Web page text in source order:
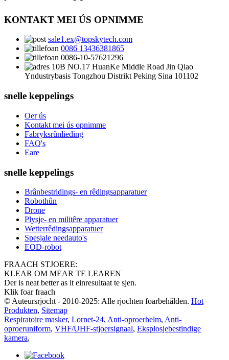
KONTAKT MEI ÚS OPNIMME
sale1.ex@topskytech.com
0086 13436381865
0086-10-57621296
10B NO.17 HuanKe Middle Road Jin Qiao
Yndustrybasis Tongzhou Distrikt Peking Sina 101102
snelle keppelings
Oer ús
Kontakt mei ús opnimme
Fabryksrûnlieding
FAQ's
Eare
snelle keppelings
Brânbestridings- en rêdingsapparatuer
Robothûn
Drone
Plysje- en militêre apparatuer
Wetterrêdingsapparatuer
Spesjale needauto's
EOD-robot
FRAACH STJOERE:
KLEAR OM MEAR TE LEAREN
Der is neat better as it einresultaat te sjen.
Klik foar fraach
© Auteursrjocht - 2010-2025: Alle rjochten foarbehâlden. Hot
Produkten, Sitemap
Respiratoire masker, Lornet-24, Anti-oproerhelm, Anti-
oproeruniform, VHF/UHF-stjoersignaal, Eksplosjebestindige
kamera,